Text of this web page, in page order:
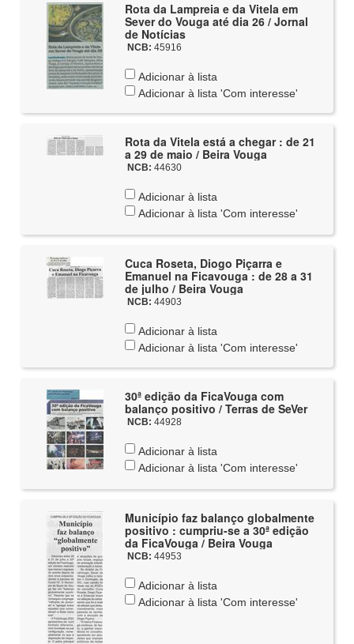
Rota da Lampreia e da Vitela em
Sever do Vouga até dia 26 / Jornal
de Notícias
NCB: 45916
Adicionar à lista
Adicionar à lista 'Com interesse'
Rota da Vitela está a chegar : de 21
a 29 de maio / Beira Vouga
NCB: 44630
Adicionar à lista
Adicionar à lista 'Com interesse'
Cuca Roseta, Diogo Piçarra e
Emanuel na Ficavouga : de 28 a 31
de julho / Beira Vouga
NCB: 44903
Adicionar à lista
Adicionar à lista 'Com interesse'
30ª edição da FicaVouga com
balanço positivo / Terras de SeVer
NCB: 44928
Adicionar à lista
Adicionar à lista 'Com interesse'
Município faz balanço globalmente
positivo : cumpriu-se a 30ª edição
da FicaVouga / Beira Vouga
NCB: 44953
Adicionar à lista
Adicionar à lista 'Com interesse'